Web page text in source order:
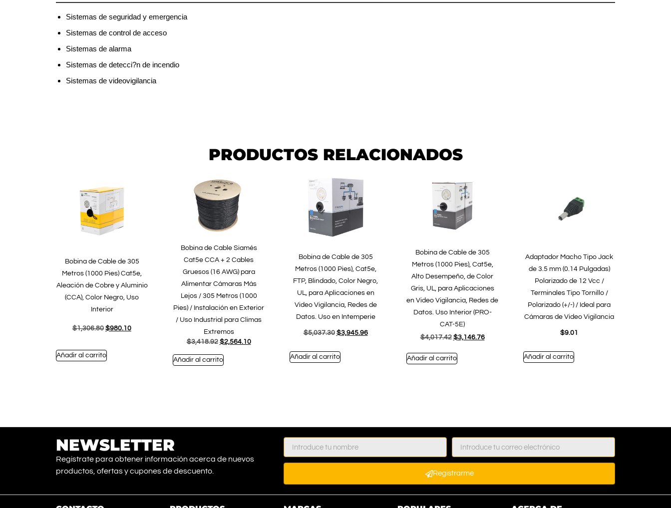
Sistemas de seguridad y emergencia
Sistemas de control de acceso
Sistemas de alarma
Sistemas de detecci?n de incendio
Sistemas de videovigilancia
PRODUCTOS RELACIONADOS
Bobina de Cable de 305
Metros (1000 Pies) Cat5e,
Aleación de Cobre y Aluminio
(CCA), Color Negro, Uso
Interior
$1,306.80 $980.10
Añadir al carrito
Bobina de Cable Siamés
Cat5e CCA + 2 Cables
Gruesos (16 AWG) para
Alimentar Cámaras Más
Lejos / 305 Metros (1000
Pies) / Instalación en Exterior
/ Uso Industrial para Climas
Extremos
$3,418.92 $2,564.10
Añadir al carrito
Bobina de Cable de 305
Metros (1000 Pies), Cat5e,
FTP, Blindado, Color Negro,
UL, para Aplicaciones en
Video Vigilancia, Redes de
Datos. Uso en Intemperie
$5,037.30 $3,945.96
Añadir al carrito
Bobina de Cable de 305
Metros (1000 Pies), Cat5e,
Alto Desempeño, de Color
Gris, UL, para Aplicaciones
en Video Vigilancia, Redes de
Datos. Uso Interior (PRO-
CAT-5E)
$4,017.42 $3,146.76
Añadir al carrito
Adaptador Macho Tipo Jack
de 3.5 mm (0.14 Pulgadas)
Polarizado de 12 Vcc /
Terminales Tipo Tornillo /
Polarizado (+/-) / Ideal para
Cámaras de Video Vigilancia
$9.01
Añadir al carrito
NEWSLETTER
Registrate para obtener información acerca de nuevos
productos, ofertas y cupones de descuento.
Registrarme